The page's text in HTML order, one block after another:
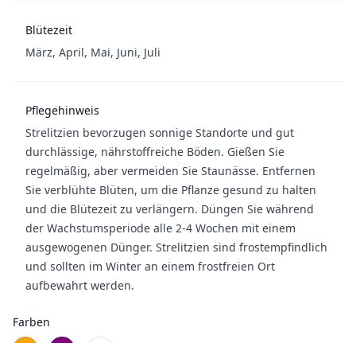
Blütezeit
März, April, Mai, Juni, Juli
Pflegehinweis
Strelitzien bevorzugen sonnige Standorte und gut
durchlässige, nährstoffreiche Böden. Gießen Sie
regelmäßig, aber vermeiden Sie Staunässe. Entfernen
Sie verblühte Blüten, um die Pflanze gesund zu halten
und die Blütezeit zu verlängern. Düngen Sie während
der Wachstumsperiode alle 2-4 Wochen mit einem
ausgewogenen Dünger. Strelitzien sind frostempfindlich
und sollten im Winter an einem frostfreien Ort
aufbewahrt werden.
Farben